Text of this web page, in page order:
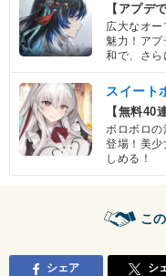
【アプデ
広大なオ
魅力！ア
和で、さら
スイート
【無料40
ボロボロ
登場！美少
しめる！
こ
シェア シ